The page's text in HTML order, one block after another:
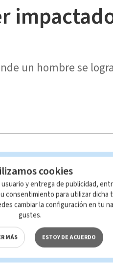
un hombre se
de TELEDIARIO; su
cookies
y entrega de publicidad,
consentimiento para utilizar dicha
cambiar la configuración en tu
gustes.
MÁS ESTOY DE ACUERDO